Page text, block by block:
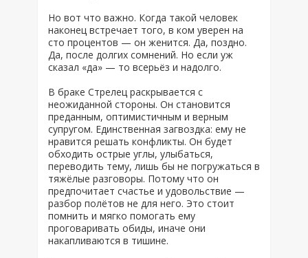
Но вот что важно. Когда такой человек
наконец встречает того, в ком уверен на
сто процентов — он женится. Да, поздно.
Да, после долгих сомнений. Но если уж
сказал «да» — то всерьёз и надолго.
В браке Стрелец раскрывается с
неожиданной стороны. Он становится
преданным, оптимистичным и верным
супругом. Единственная загвоздка: ему не
нравится решать конфликты. Он будет
обходить острые углы, улыбаться,
переводить тему, лишь бы не погружаться в
тяжёлые разговоры. Потому что он
предпочитает счастье и удовольствие —
разбор полётов не для него. Это стоит
помнить и мягко помогать ему
проговаривать обиды, иначе они
накапливаются в тишине.